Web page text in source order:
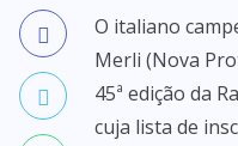
O italiano
Merli (Nova
45ª edição da
cuja lista de